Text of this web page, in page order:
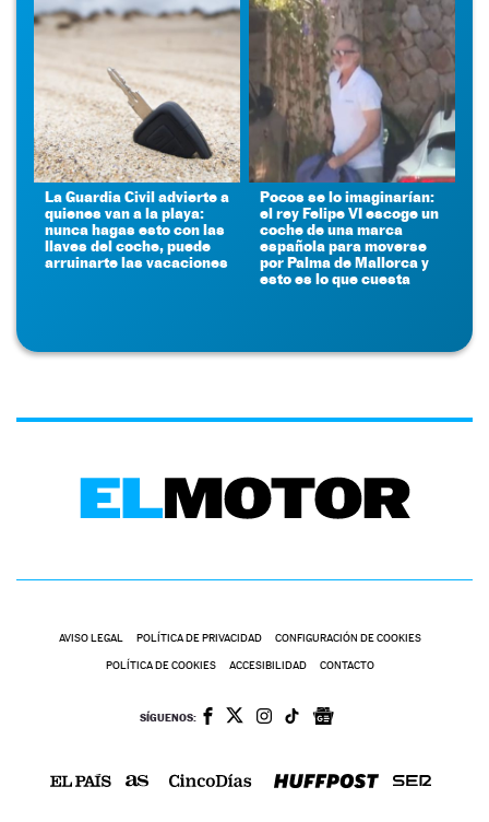
La Guardia Civil advierte a
quienes van a la playa:
nunca hagas esto con las
llaves del coche, puede
arruinarte las vacaciones
Pocos se lo imaginarían:
el rey Felipe VI escoge un
coche de una marca
española para moverse
por Palma de Mallorca y
esto es lo que cuesta
AVISO LEGAL POLÍTICA DE PRIVACIDAD CONFIGURACIÓN DE COOKIES
POLÍTICA DE COOKIES ACCESIBILIDAD CONTACTO
SÍGUENOS: